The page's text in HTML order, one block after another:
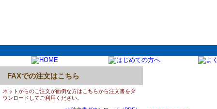
FAXでの注文はこちら
ネットからのご注文が面倒な方はこちらから注文書をダ
ウンロードしてご利用ください。